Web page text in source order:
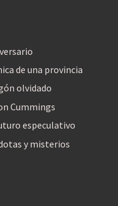
de una provincia
olvidado
Cummings
especulativo
y misterios